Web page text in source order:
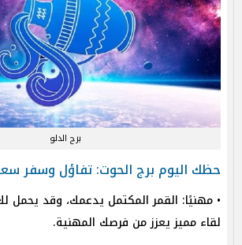
برج الدلو
حظك اليوم برج الحوت: تفاؤل وسفر
• مهنيًا: القمر المكتمل يدعمك، وقد يحمل
لقاء مميز يعزز من فرصك المهنية.